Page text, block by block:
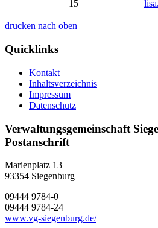
15
drucken nach oben
Quicklinks
Kontakt
Inhaltsverzeichnis
Impressum
Datenschutz
Verwaltungsgemeinschaft
Postanschrift
Marienplatz 13
93354 Siegenburg
09444 9784-0
09444 9784-24
www.vg-siegenburg.de/